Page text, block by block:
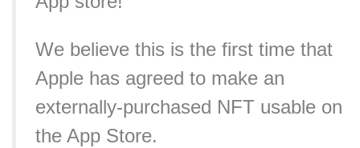
We believe this is the first time that
Apple has agreed to make an
externally-purchased NFT usable on
the App Store.